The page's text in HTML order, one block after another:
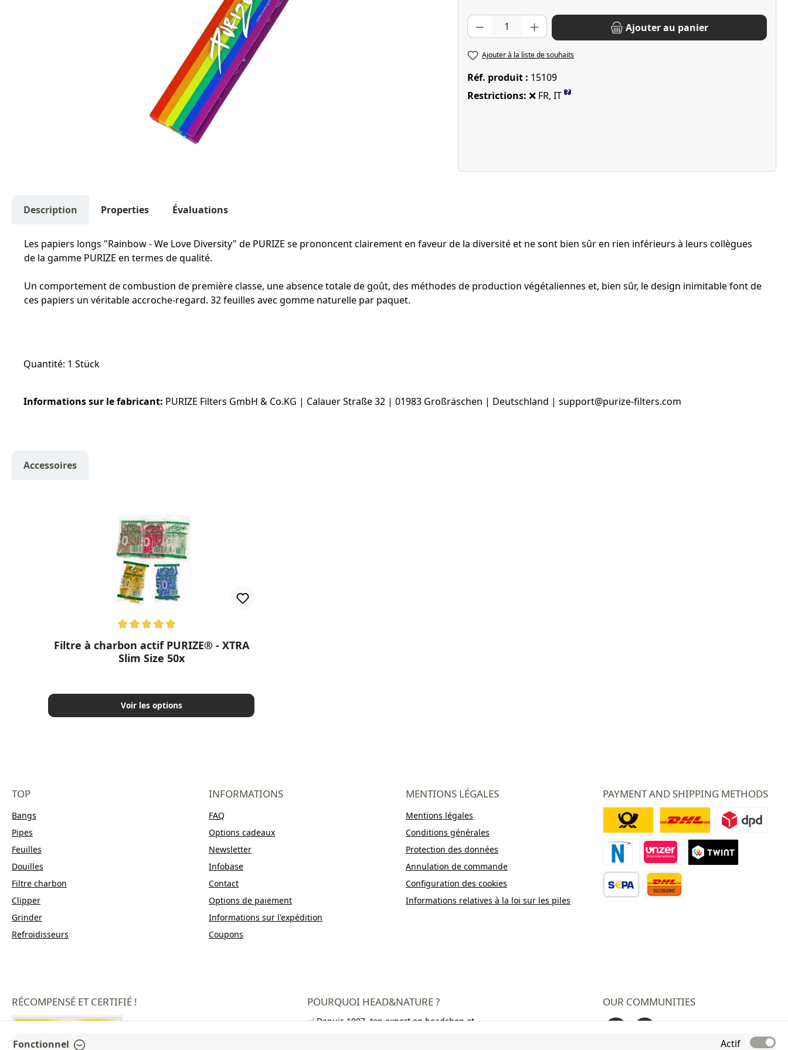
Quantité de produit : Entrez la quantité souhaitée ou utilisez les boutons pour
Ajouter au panier
Ajouter à la liste de souhaits
Réf. produit : 15109
Restrictions: ❌ FR, IT ?
Description Properties Évaluations
Les papiers longs "Rainbow - We Love Diversity" de PURIZE se prononcent clairement en faveur de la diversité et ne sont bien sûr en rien inférieurs à leurs collègues
de la gamme PURIZE en termes de qualité.
Un comportement de combustion de première classe, une absence totale de goût, des méthodes de production végétaliennes et, bien sûr, le design inimitable font de
ces papiers un véritable accroche-regard. 32 feuilles avec gomme naturelle par paquet.
Quantité: 1 Stück
Informations sur le fabricant: PURIZE Filters GmbH & Co.KG | Calauer Straße 32 | 01983 Großräschen | Deutschland | support@purize-filters.com
Accessoires
Note moyenne de 5 sur 5 étoiles
Filtre à charbon actif PURIZE® - XTRA
Slim Size 50x
Voir les options
TOP
Bangs
Pipes
Feuilles
Douilles
Filtre charbon
Clipper
Grinder
Refroidisseurs
INFORMATIONS
FAQ
Options cadeaux
Newsletter
Infobase
Contact
Options de paiement
Informations sur l'expédition
Coupons
MENTIONS LÉGALES
Mentions légales
Conditions générales
Protection des données
Annulation de commande
Configuration des cookies
Informations relatives à la loi sur les piles
PAYMENT AND SHIPPING METHODS
Paiement Novalnet
Virement direct
Deutsche PostDHL DPD
RÉCOMPENSÉ ET CERTIFIÉ ! POURQUOI HEAD&NATURE ?
✅ Depuis 1997, ton expert en headshop et
OUR COMMUNITIES
Fonctionnel Actif